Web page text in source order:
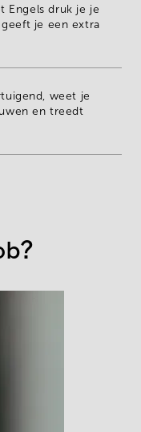
Engels druk je je
geeft je een extra
weet je
en treedt